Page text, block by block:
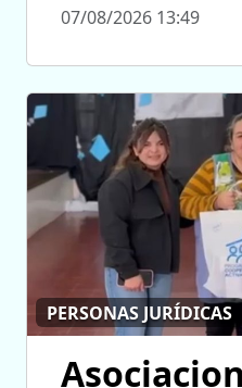
07/08/2026 13:49
PERSONAS JURÍDICAS